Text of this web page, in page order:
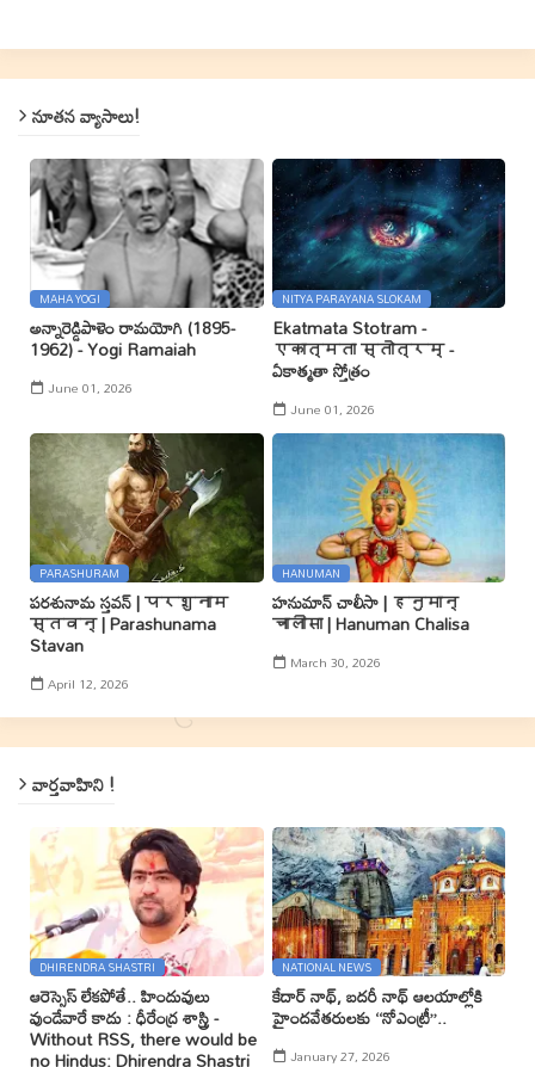
నూతన వ్యాసాలు!
MAHA YOGI
అన్నారెడ్డిపాళెం రామయోగి (1895-
1962) - Yogi Ramaiah
June 01, 2026
NITYA PARAYANA SLOKAM
Ekatmata Stotram -
एकात्मता स्तोत्रम् -
ఏకాత్మతా స్తోత్రం
June 01, 2026
PARASHURAM
పరశునామ స్తవన్ | परशुनाम
स्तवन् | Parashunama
Stavan
April 12, 2026
HANUMAN
హనుమాన్ చాలీసా | हनुमान्
चालीसा | Hanuman Chalisa
March 30, 2026
వార్తవాహిని !
DHIRENDRA SHASTRI
ఆరెస్సెస్ లేకపోతే.. హిందువులు
వుండేవారే కాదు : ధీరేంద్ర శాస్త్రి -
Without RSS, there would be
no Hindus: Dhirendra Shastri
NATIONAL NEWS
కేదార్ నాథ్, బదరీ నాథ్ ఆలయాల్లోకి
హైందవేతరులకు ‘‘నోఎంట్రీ’’..
January 27, 2026